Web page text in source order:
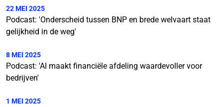
22 MEI 2025
Podcast: 'Onderscheid tussen BNP en brede welvaart staat
gelijkheid in de weg'
8 MEI 2025
Podcast: 'AI maakt financiële afdeling waardevoller voor
bedrijven'
1 MEI 2025